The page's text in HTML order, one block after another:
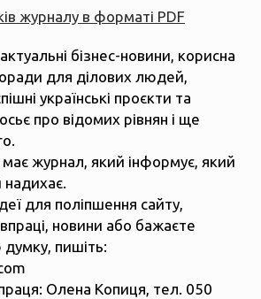
журналу в форматі PDF
актуальні бізнес-новини, корисна
для ділових людей,
українські проєкти та
про відомих рівнян і ще
журнал, який інформує, який
надихає.
для поліпшення сайту,
новини або бажаєте
пишіть:
Олена Копиця, тел. 050